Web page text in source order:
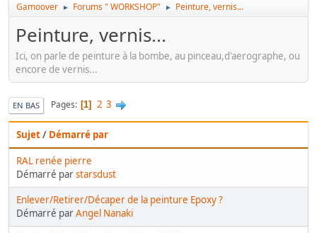
Gamoover ► Forums " WORKSHOP" ► Peinture, vernis...
Peinture, vernis...
Ici, on parle de peinture à la bombe, au pinceau,d'aerographe, ou
encore de vernis...
EN BAS Pages 1 2 3
Sujet/ Démarré par
RAL renée pierre
Démarré parstarsdust
Enlever/Retirer/Décaper de la peinture Epoxy ?
Démarré parAngel Nanaki